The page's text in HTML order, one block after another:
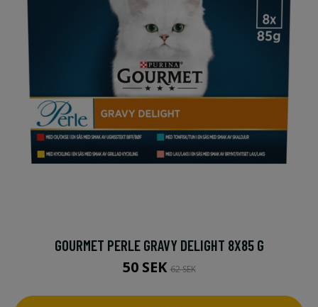
GOURMET PERLE GRAVY DELIGHT 8X85 G
50 SEK62 SEK